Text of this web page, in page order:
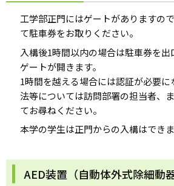
工学部正門にはゲートがありますの
て駐車券をお取りください。
入構後1時間以内の場合は駐車券を
ゲートが開きます。
1時間を越える場合には認証が必要
法等については訪問部署の担当者、
てお尋ねください。
本学の学生は正門からの入構はできま
AED装置（自動体外式除細動器